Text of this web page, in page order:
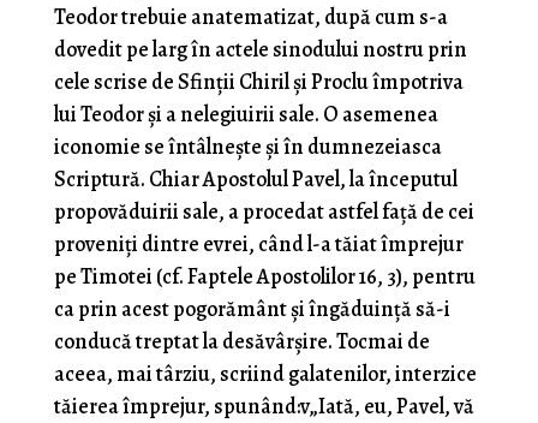
Teodor trebuie anatematizat, după cum s-a
dovedit pe larg în actele sinodului nostru prin
cele scrise de Sfinții Chiril și Proclu împotriva
lui Teodor și a nelegiuirii sale. O asemenea
iconomie se întâlnește și în dumnezeiasca
Scriptură. Chiar Apostolul Pavel, la începutul
propovăduirii sale, a procedat astfel față de cei
proveniți dintre evrei, când l-a tăiat împrejur
pe Timotei (cf. Faptele Apostolilor 16, 3), pentru
ca prin acest pogorământ și îngăduință să-i
conducă treptat la desăvârșire. Tocmai de
aceea, mai târziu, scriind galatenilor, interzice
tăierea împrejur, spunând:v„Iată, eu, Pavel, vă